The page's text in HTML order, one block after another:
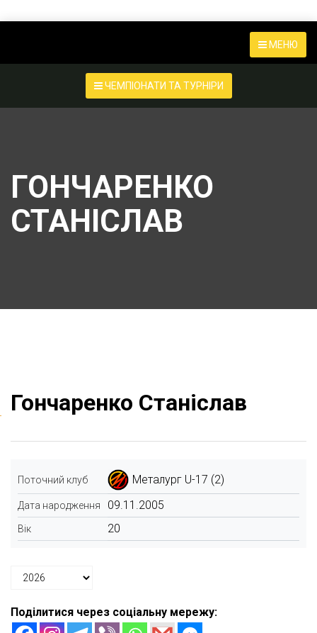
МЕНЮ
ЧЕМПІОНАТИ ТА ТУРНІРИ
ГОНЧАРЕНКО
СТАНІСЛАВ
Гончаренко Станіслав
Поточний клуб Металург U-17 (2)
Дата народження 09.11.2005
Вік 20
Поділитися через соціальну мережу: